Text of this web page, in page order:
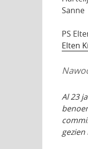
Sanne
PS
Elten
Al 23